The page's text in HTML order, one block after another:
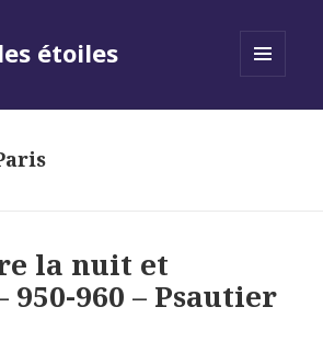
étoiles
la nuit et
950-960 – Psautier